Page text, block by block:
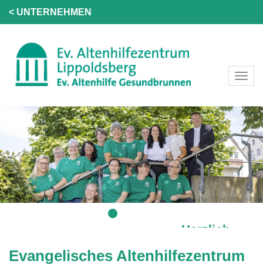
< UNTERNEHMEN
Herzlich
Evangelisches Altenhilfezentrum